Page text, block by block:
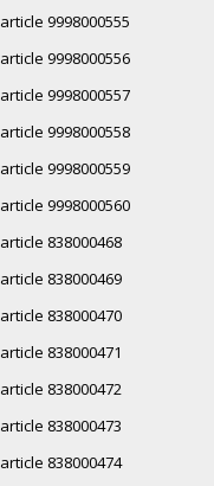
article 9998000555
article 9998000556
article 9998000557
article 9998000558
article 9998000559
article 9998000560
article 838000468
article 838000469
article 838000470
article 838000471
article 838000472
article 838000473
article 838000474